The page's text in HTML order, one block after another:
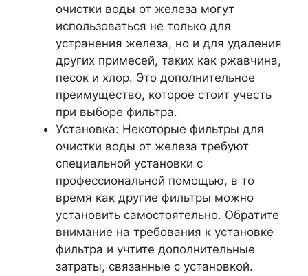
очистки воды от железа могут
использоваться не только для
устранения железа, но и для удаления
других примесей, таких как ржавчина,
песок и хлор. Это дополнительное
преимущество, которое стоит учесть
при выборе фильтра.
Установка: Некоторые фильтры для
очистки воды от железа требуют
специальной установки с
профессиональной помощью, в то
время как другие фильтры можно
установить самостоятельно. Обратите
внимание на требования к установке
фильтра и учтите дополнительные
затраты, связанные с установкой.